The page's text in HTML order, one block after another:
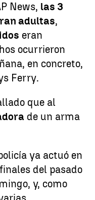
News, las 3
adultas,
eran
ocurrieron
en concreto,
Ferry.
que al
de un arma
ya actuó en
del pasado
y, como